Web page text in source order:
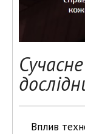
Вплив